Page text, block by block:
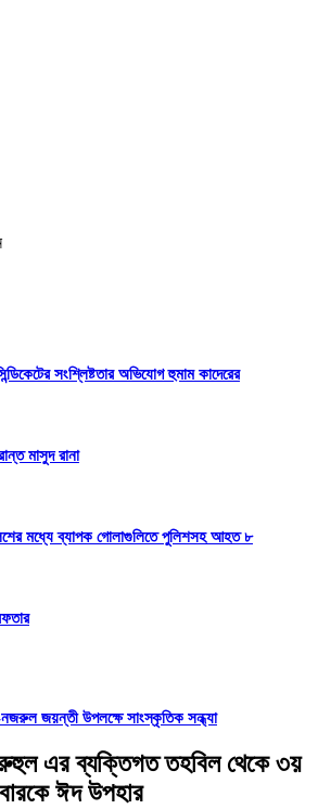
সংশ্লিষ্টতার অভিযোগ হুমাম কাদেরের
মাসুদ রানা
মধ্যে ব্যাপক গোলাগুলিতে পুলিশসহ আহত ৮
নজরুল জয়ন্তী উপলক্ষে সাংস্কৃতিক সন্ধ্যা
এর ব্যক্তিগত তহবিল থেকে ৩য়
ঈদ উপহার